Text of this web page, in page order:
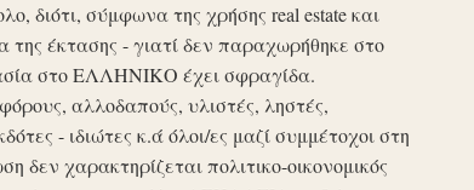
διότι, σύμφωνα της χρήσης real estate και
έκτασης - γιατί δεν παραχωρήθηκε στο
στο ΕΛΛΗΝΙΚΟ έχει σφραγίδα.
αλλοδαπούς, υλιστές, ληστές,
- ιδιώτες κ.ά όλοι/ες μαζί συμμέτοχοι στη
χαρακτηρίζεται πολιτικο-οικονομικός